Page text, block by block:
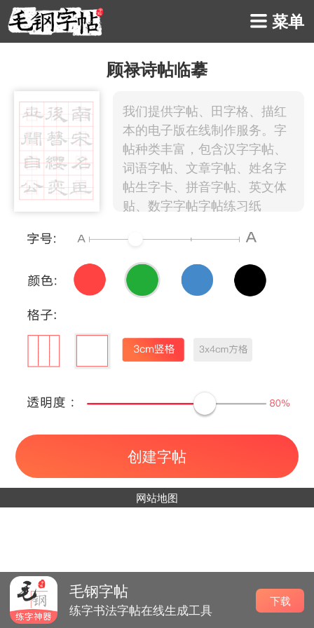
菜单
顾禄诗帖临摹
我们提供字帖、田字格、描红
本的电子版在线制作服务。字
帖种类丰富，包含汉字字帖、
词语字帖、文章字帖、姓名字
帖生字卡、拼音字帖、英文体
贴、数字字帖字帖练习纸
创建字帖
网站地图
毛钢字帖
练字书法字帖在线生成工具
下载